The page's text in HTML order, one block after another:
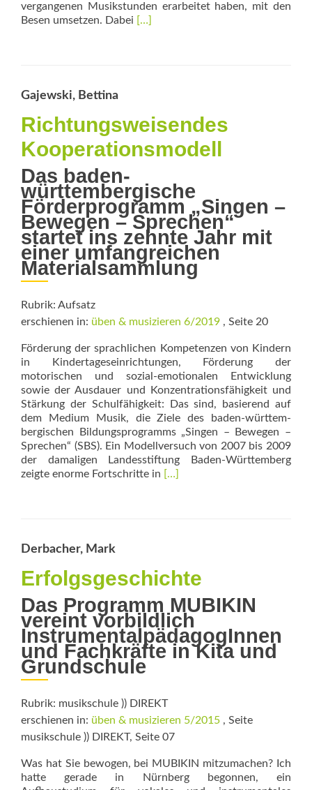
vergangenen Musikstunden erarbeitet haben, mit den
Besen umsetzen. Dabei Read
[…]
Gajewski, Bettina
Richtungsweisendes
Kooperationsmodell
Das baden-
württembergische
Förderprogramm „Singen –
Bewegen – Sprechen“
startet ins zehnte Jahr mit
einer umfangreichen
Materialsammlung
Rubrik: Aufsatz
erschienen in: üben & musizieren 6/2019 , Seite 20
Förderung der sprachlichen Kompetenzen von Kindern
in Kindertageseinrichtungen, Förderung der
motorischen und sozial-emotionalen Entwicklung
sowie der Ausdauer und Konzentrationsfähigkeit und
Stärkung der Schulfähigkeit: Das sind, basierend auf
dem Medium Musik, die Ziele des baden-württem­
bergischen Bildungsprogramms „Singen – Bewegen –
Sprechen“ (SBS). Ein Modellversuch von 2007 bis 2009
der damaligen Landesstiftung Baden-Württemberg
zeigte enorme Fortschritte in Read
[…]
Derbacher, Mark
Erfolgsgeschichte
Das Programm MUBIKIN
vereint vorbildlich
Instrumental­pädagogInnen
und Fachkräfte in Kita und
Grundschule
Rubrik: musikschule )) DIREKT
erschienen in: üben & musizieren 5/2015 , Seite
musikschule )) DIREKT, Seite 07
Was hat Sie bewogen, bei MUBIKIN mitzumachen? Ich
hatte gerade in Nürnberg begonnen, ein